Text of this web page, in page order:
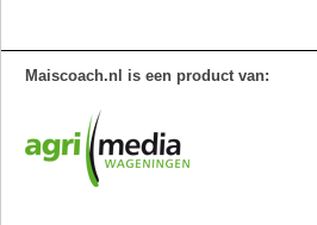
Maiscoach.nl is een product van: